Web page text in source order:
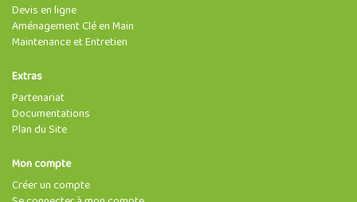
Devis en ligne
Aménagement Clé en Main
Maintenance et Entretien
Extras
Partenariat
Documentations
Plan du Site
Mon compte
Créer un compte